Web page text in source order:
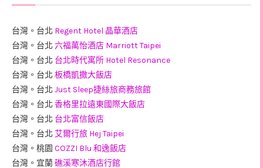
台灣。台北 Regent Hotel 晶華酒店
台灣。台北 六福萬怡酒店 Marriott Taipei
台灣。台北 台北時代寓所 Hotel Resonance
台灣。台北 板橋凱撒大飯店
台灣。台北 Just Sleep捷絲旅商務旅館
台灣。台北 香格里拉遠東國際大飯店
台灣。台北 台北富信飯店
台灣。台北 艾爾行旅 Hej Taipei
台灣。桃園 COZZI Blu 和逸飯店
台灣。宜蘭礁溪寒沐酒店行館